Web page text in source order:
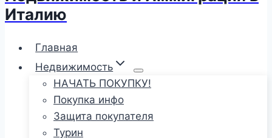
Италию
Главная
Недвижимость
НАЧАТЬ ПОКУПКУ!
Покупка инфо
Защита покупателя
Турин